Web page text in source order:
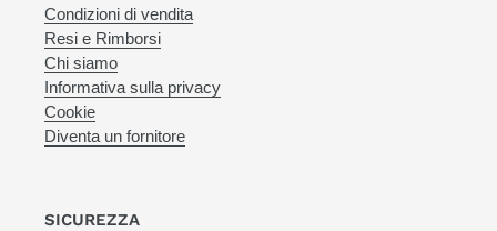
Condizioni di vendita
Resi e Rimborsi
Chi siamo
Informativa sulla privacy
Cookie
Diventa un fornitore
SICUREZZA